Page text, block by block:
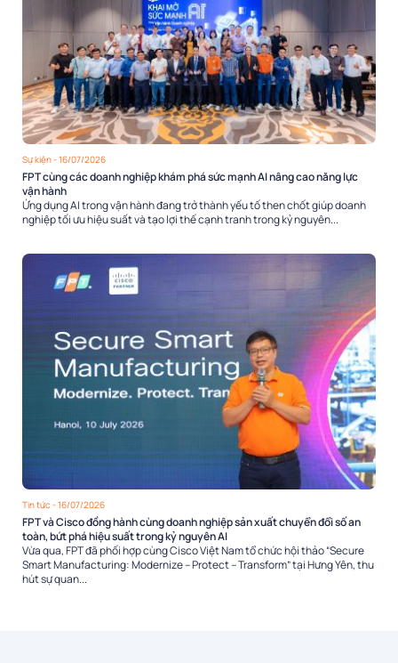
Sự kiện- 16/07/2026
FPT cùng các doanh nghiệp khám phá sức mạnh AI nâng cao năng lực
vận hành
Ứng dụng AI trong vận hành đang trở thành yếu tố then chốt giúp doanh
nghiệp tối ưu hiệu suất và tạo lợi thế cạnh tranh trong kỷ nguyên...
Tin tức - 16/07/2026
FPT và Cisco đồng hành cùng doanh nghiệp sản xuất chuyển đổi số an
toàn, bứt phá hiệu suất trong kỷ nguyên AI
Vừa qua, FPT đã phối hợp cùng Cisco Việt Nam tổ chức hội thảo “Secure
Smart Manufacturing: Modernize – Protect – Transform” tại Hưng Yên, thu
hút sự quan...